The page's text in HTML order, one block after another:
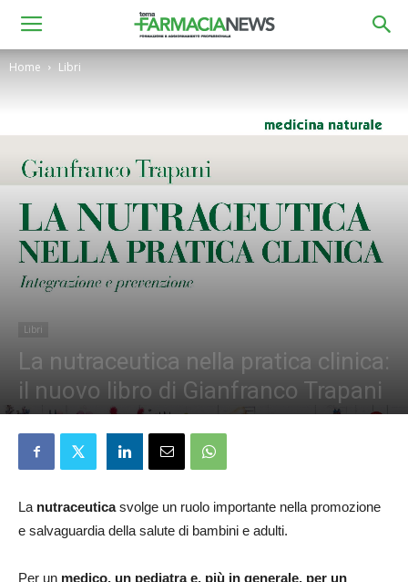
Home Libri
Libri
La nutraceutica nella pratica clinica:
il nuovo libro di Gianfranco Trapani
Redazione 28 Novembre 2025
La nutraceuticasvolge un ruolo importante nella promozione
e salvaguardia della salute di bambini e adulti.
Per un medico, un pediatra e, più in generale, per un